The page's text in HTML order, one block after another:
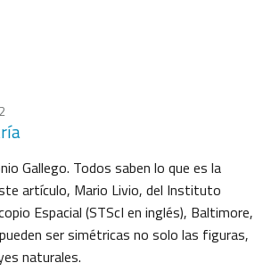
Gallego. Todos saben lo que es la
artículo, Mario Livio, del Instituto
Espacial (STScI en inglés), Baltimore,
ser simétricas no solo las figuras,
naturales.